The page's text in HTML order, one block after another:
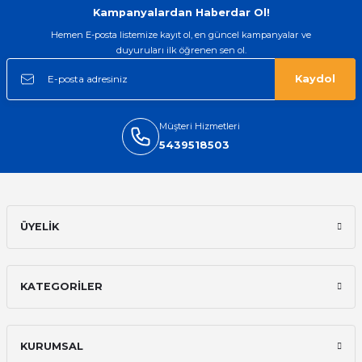
Oldukça kaliteli ve şık bir görünümü
rahatsız etmiyor ve tam oturdu.
Sinan Tatlicioglu | 30/01/2026
Ali Bilge Ertan | 11/09/2025
Kampanyalardan Haberdar Ol!
Hemen E-posta listemize kayıt ol, en güncel kampanyalar ve
duyuruları ilk öğrenen sen ol.
Kaydol
Müşteri Hizmetleri
5439518503
ÜYELİK
KATEGORİLER
KURUMSAL